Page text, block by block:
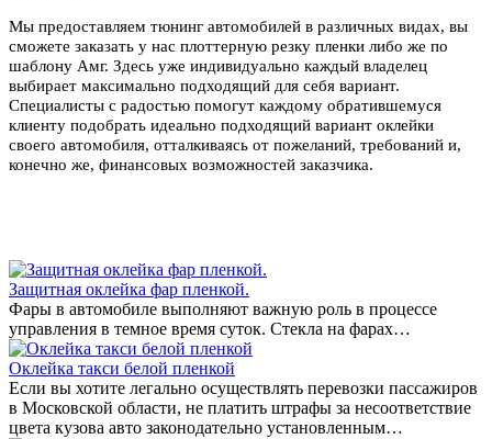
Мы предоставляем тюнинг автомобилей в различных видах, вы
сможете заказать у нас плоттерную резку пленки либо же по
шаблону Амг. Здесь уже индивидуально каждый владелец
выбирает максимально подходящий для себя вариант.
Специалисты с радостью помогут каждому обратившемуся
клиенту подобрать идеально подходящий вариант оклейки
своего автомобиля, отталкиваясь от пожеланий, требований и,
конечно же, финансовых возможностей заказчика.
Защитная оклейка фар пленкой.
Фары в автомобиле выполняют важную роль в процессе
управления в темное время суток. Стекла на фарах…
Оклейка такси белой пленкой
Если вы хотите легально осуществлять перевозки пассажиров
в Московской области, не платить штрафы за несоответствие
цвета кузова авто законодательно установленным…